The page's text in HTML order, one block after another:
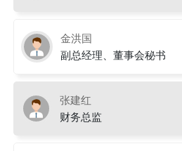
金洪国
副总经理、董事会秘书
张建红
财务总监